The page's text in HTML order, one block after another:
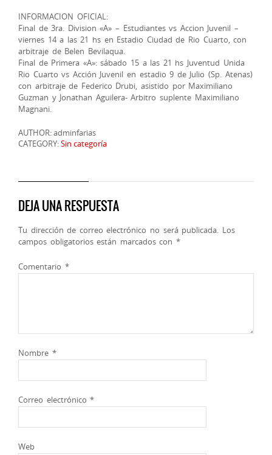
INFORMACION OFICIAL:
Final de 3ra. Division «A» – Estudiantes vs Accion Juvenil –
viernes 14 a las 21 hs en Estadio Ciudad de Rio Cuarto, con
arbitraje de Belen Bevilaqua.
Final de Primera «A»: sábado 15 a las 21 hs Juventud Unida
Rio Cuarto vs Acción Juvenil en estadio 9 de Julio (Sp. Atenas)
con arbitraje de Federico Drubi, asistido por Maximiliano
Guzman y Jonathan Aguilera- Arbitro suplente Maximiliano
Magnani.
AUTHOR: adminfarias
CATEGORY:Sin categoría
DEJA UNA RESPUESTA
Tu dirección de correo electrónico no será publicada. Los
campos obligatorios están marcados con *
Comentario *
Nombre *
Correo electrónico*
Web